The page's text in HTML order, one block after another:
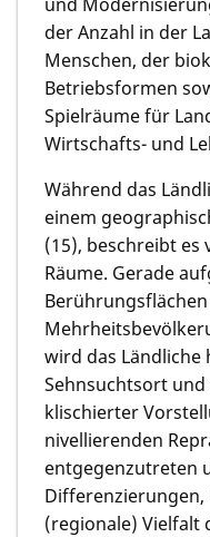
der Anzahl in der
Menschen, der
Betriebsformen
Spielräume für
Wirtschafts- und
Während das
einem
(15), beschreibt es
Räume. Gerade
wird das Ländliche
Sehnsuchtsort
klischierter
nivellierenden
entgegenzutreten
(regionale) Vielfalt